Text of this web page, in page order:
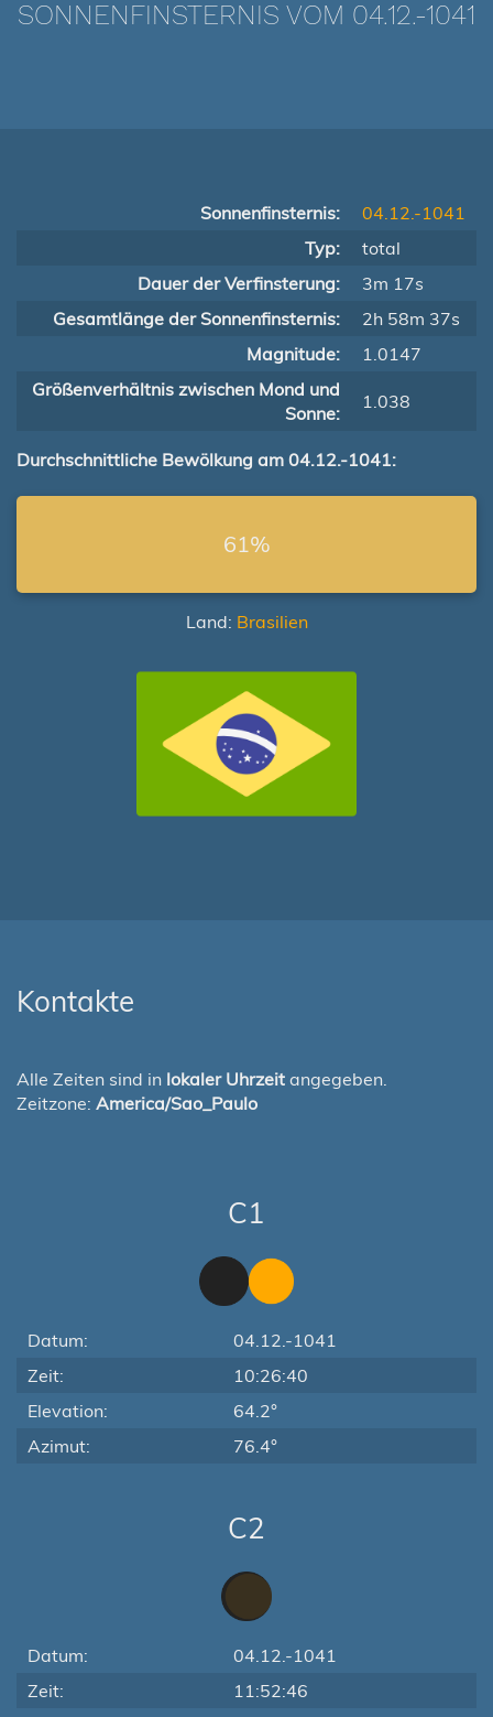
SONNENFINSTERNIS VOM 04.12.-1041
Sonnenfinsternis:
04.12.-1041
Typ:
total
Dauer der Verfinsterung:
3m 17s
Gesamtlänge der Sonnenfinsternis:
2h 58m 37s
Magnitude:
1.0147
Größenverhältnis zwischen Mond und
Sonne:
1.038
Durchschnittliche Bewölkung am 04.12.-1041:
61%
Land: Brasilien
Kontakte
Alle Zeiten sind in lokaler Uhrzeit angegeben.
Zeitzone: America/Sao_Paulo
C1
Datum:
04.12.-1041
Zeit:
10:26:40
Elevation:
64.2°
Azimut:
76.4°
C2
Datum:
04.12.-1041
Zeit:
11:52:46